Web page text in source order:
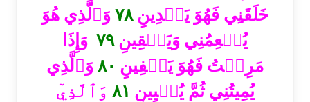
خَلَقَنِي فَهُوَ يَهۡدِينِ٧٨ وَٱلَّذِي هُوَ
يُطۡعِمُنِي وَيَسۡقِينِ٧٩ وَإِذَا
مَرِضۡتُ فَهُوَ يَشۡفِينِ ٨٠ وَٱلَّذِي
يُمِيتُنِي ثُمَّ يُحۡيِينِ ٨١ وَٱلَّذِيٓ